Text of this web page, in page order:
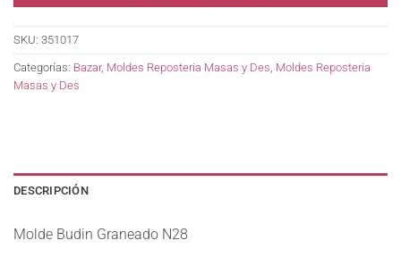
SKU: 351017
Categorías: Bazar, Moldes Reposteria Masas y Des, Moldes Reposteria
Masas y Des
DESCRIPCIÓN
Molde Budin Graneado N28